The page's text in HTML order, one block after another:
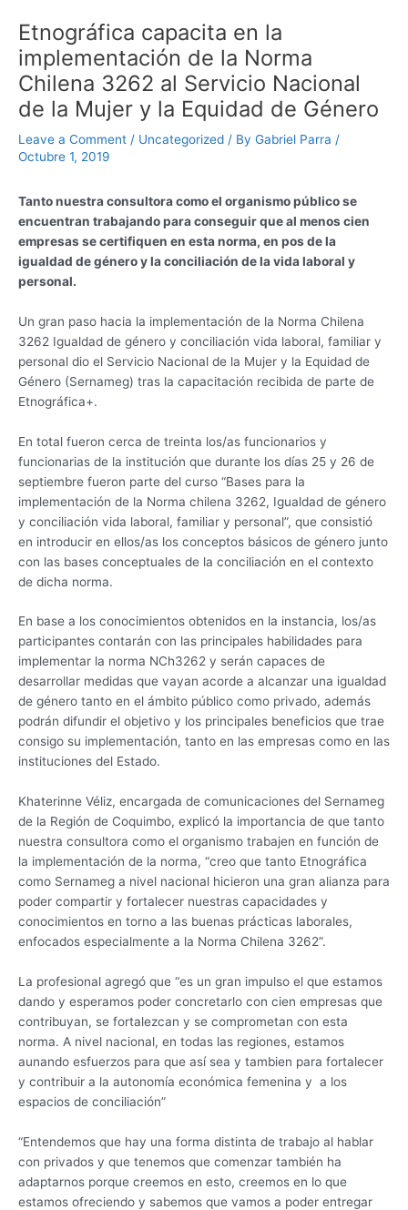
Etnográfica capacita en la
implementación de la Norma
Chilena 3262 al Servicio Nacional
de la Mujer y la Equidad de Género
Leave a Comment / Uncategorized / By Gabriel Parra /
Octubre 1, 2019
Tanto nuestra consultora como el organismo público se
encuentran trabajando para conseguir que al menos cien
empresas se certifiquen en esta norma, en pos de la
igualdad de género y la conciliación de la vida laboral y
personal.
Un gran paso hacia la implementación de la Norma Chilena
3262 Igualdad de género y conciliación vida laboral, familiar y
personal dio el Servicio Nacional de la Mujer y la Equidad de
Género (Sernameg) tras la capacitación recibida de parte de
Etnográfica+.
En total fueron cerca de treinta los/as funcionarios y
funcionarias de la institución que durante los días 25 y 26 de
septiembre fueron parte del curso “Bases para la
implementación de la Norma chilena 3262, Igualdad de género
y conciliación vida laboral, familiar y personal”, que consistió
en introducir en ellos/as los conceptos básicos de género junto
con las bases conceptuales de la conciliación en el contexto
de dicha norma.
En base a los conocimientos obtenidos en la instancia, los/as
participantes contarán con las principales habilidades para
implementar la norma NCh3262 y serán capaces de
desarrollar medidas que vayan acorde a alcanzar una igualdad
de género tanto en el ámbito público como privado, además
podrán difundir el objetivo y los principales beneficios que trae
consigo su implementación, tanto en las empresas como en las
instituciones del Estado.
Khaterinne Véliz, encargada de comunicaciones del Sernameg
de la Región de Coquimbo, explicó la importancia de que tanto
nuestra consultora como el organismo trabajen en función de
la implementación de la norma, “creo que tanto Etnográfica
como Sernameg a nivel nacional hicieron una gran alianza para
poder compartir y fortalecer nuestras capacidades y
conocimientos en torno a las buenas prácticas laborales,
enfocados especialmente a la Norma Chilena 3262”.
La profesional agregó que “es un gran impulso el que estamos
dando y esperamos poder concretarlo con cien empresas que
contribuyan, se fortalezcan y se comprometan con esta
norma. A nivel nacional, en todas las regiones, estamos
aunando esfuerzos para que así sea y tambien para fortalecer
y contribuir a la autonomía económica femenina y a los
espacios de conciliación”
“Entendemos que hay una forma distinta de trabajo al hablar
con privados y que tenemos que comenzar también ha
adaptarnos porque creemos en esto, creemos en lo que
estamos ofreciendo y sabemos que vamos a poder entregar